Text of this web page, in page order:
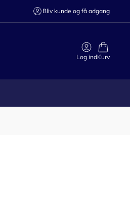
Bliv kunde og få adgang
Log indKurv